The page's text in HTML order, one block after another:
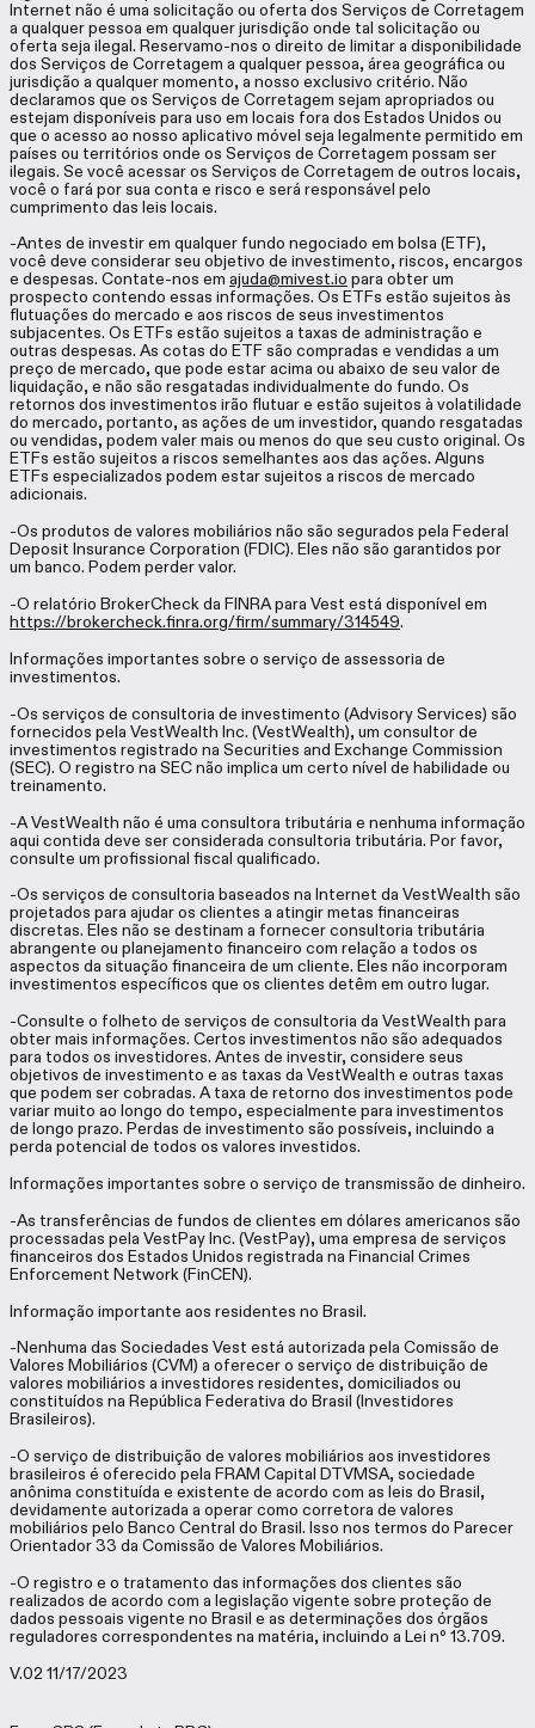
Internet não é uma solicitação ou oferta dos Serviços de Corretagem
a qualquer pessoa em qualquer jurisdição onde tal solicitação ou
oferta seja ilegal. Reservamo-nos o direito de limitar a disponibilidade
dos Serviços de Corretagem a qualquer pessoa, área geográfica ou
jurisdição a qualquer momento, a nosso exclusivo critério. Não
declaramos que os Serviços de Corretagem sejam apropriados ou
estejam disponíveis para uso em locais fora dos Estados Unidos ou
que o acesso ao nosso aplicativo móvel seja legalmente permitido em
países ou territórios onde os Serviços de Corretagem possam ser
ilegais. Se você acessar os Serviços de Corretagem de outros locais,
você o fará por sua conta e risco e será responsável pelo
cumprimento das leis locais.
-Antes de investir em qualquer fundo negociado em bolsa (ETF),
você deve considerar seu objetivo de investimento, riscos, encargos
e despesas. Contate-nos em ajuda@mivest.io para obter um
prospecto contendo essas informações. Os ETFs estão sujeitos às
flutuações do mercado e aos riscos de seus investimentos
subjacentes. Os ETFs estão sujeitos a taxas de administração e
outras despesas. As cotas do ETF são compradas e vendidas a um
preço de mercado, que pode estar acima ou abaixo de seu valor de
liquidação, e não são resgatadas individualmente do fundo. Os
retornos dos investimentos irão flutuar e estão sujeitos à volatilidade
do mercado, portanto, as ações de um investidor, quando resgatadas
ou vendidas, podem valer mais ou menos do que seu custo original. Os
ETFs estão sujeitos a riscos semelhantes aos das ações. Alguns
ETFs especializados podem estar sujeitos a riscos de mercado
adicionais.
-Os produtos de valores mobiliários não são segurados pela Federal
Deposit Insurance Corporation (FDIC). Eles não são garantidos por
um banco. Podem perder valor.
-O relatório BrokerCheck da FINRA para Vest está disponível em
https://brokercheck.finra.org/firm/summary/314549.
Informações importantes sobre o serviço de assessoria de
investimentos.
-Os serviços de consultoria de investimento (Advisory Services) são
fornecidos pela VestWealth Inc. (VestWealth), um consultor de
investimentos registrado na Securities and Exchange Commission
(SEC). O registro na SEC não implica um certo nível de habilidade ou
treinamento.
-A VestWealth não é uma consultora tributária e nenhuma informação
aqui contida deve ser considerada consultoria tributária. Por favor,
consulte um profissional fiscal qualificado.
-Os serviços de consultoria baseados na Internet da VestWealth são
projetados para ajudar os clientes a atingir metas financeiras
discretas. Eles não se destinam a fornecer consultoria tributária
abrangente ou planejamento financeiro com relação a todos os
aspectos da situação financeira de um cliente. Eles não incorporam
investimentos específicos que os clientes detêm em outro lugar.
-Consulte o folheto de serviços de consultoria da VestWealth para
obter mais informações. Certos investimentos não são adequados
para todos os investidores. Antes de investir, considere seus
objetivos de investimento e as taxas da VestWealth e outras taxas
que podem ser cobradas. A taxa de retorno dos investimentos pode
variar muito ao longo do tempo, especialmente para investimentos
de longo prazo. Perdas de investimento são possíveis, incluindo a
perda potencial de todos os valores investidos.
Informações importantes sobre o serviço de transmissão de dinheiro.
-As transferências de fundos de clientes em dólares americanos são
processadas pela VestPay Inc. (VestPay), uma empresa de serviços
financeiros dos Estados Unidos registrada na Financial Crimes
Enforcement Network (FinCEN).
Informação importante aos residentes no Brasil.
-Nenhuma das Sociedades Vest está autorizada pela Comissão de
Valores Mobiliários (CVM) a oferecer o serviço de distribuição de
valores mobiliários a investidores residentes, domiciliados ou
constituídos na República Federativa do Brasil (Investidores
Brasileiros).
-O serviço de distribuição de valores mobiliários aos investidores
brasileiros é oferecido pela FRAM Capital DTVMSA, sociedade
anônima constituída e existente de acordo com as leis do Brasil,
devidamente autorizada a operar como corretora de valores
mobiliários pelo Banco Central do Brasil. Isso nos termos do Parecer
Orientador 33 da Comissão de Valores Mobiliários.
-O registro e o tratamento das informações dos clientes são
realizados de acordo com a legislação vigente sobre proteção de
dados pessoais vigente no Brasil e as determinações dos órgãos
reguladores correspondentes na matéria, incluindo a Lei nº 13.709.
V.02 11/17/2023